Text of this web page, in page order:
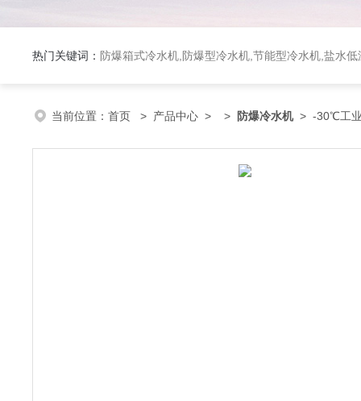
热门关键词： 防爆箱式冷水机,防爆型冷水机,节能型冷水机,盐水低
当前位置： 首页 > 产品中心 > > 防爆冷水机> -30℃工业